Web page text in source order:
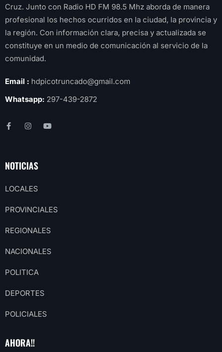
Cruz. Junto con Radio HD FM 98.5 Mhz aborda de manera
profesional los hechos ocurridos en la ciudad, la provincia y
la región. Con información clara, precisa y actualizada se
constituye en un medio de comunicación al servicio de la
comunidad.
Email : hdpicotruncado@gmail.com
Whatsapp: 297-439-2872
NOTICIAS
LOCALES
PROVINCIALES
REGIONALES
NACIONALES
POLITICA
DEPORTES
POLICIALES
AHORA!!